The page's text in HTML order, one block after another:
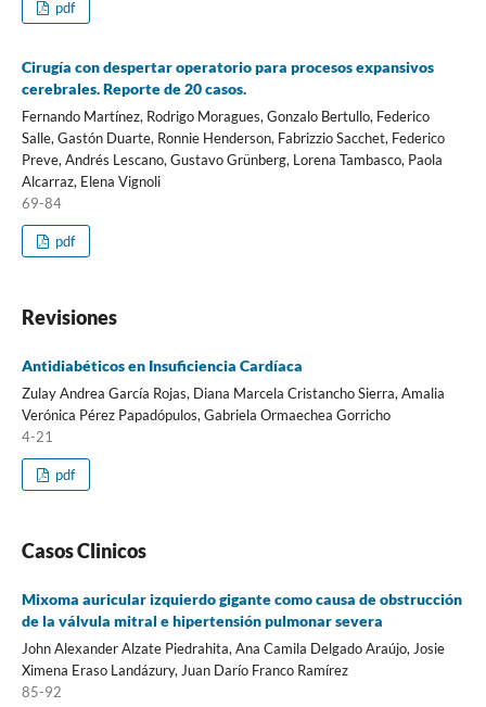
pdf
Cirugía con despertar operatorio para procesos expansivos
cerebrales. Reporte de 20 casos.
Fernando Martínez, Rodrigo Moragues, Gonzalo Bertullo, Federico
Salle, Gastón Duarte, Ronnie Henderson, Fabrizzio Sacchet, Federico
Preve, Andrés Lescano, Gustavo Grünberg, Lorena Tambasco, Paola
Alcarraz, Elena Vignoli
69-84
pdf
Revisiones
Antidiabéticos en Insuficiencia Cardíaca
Zulay Andrea García Rojas, Diana Marcela Cristancho Sierra, Amalia
Verónica Pérez Papadópulos, Gabriela Ormaechea Gorricho
4-21
pdf
Casos Clinicos
Mixoma auricular izquierdo gigante como causa de obstrucción
de la válvula mitral e hipertensión pulmonar severa
John Alexander Alzate Piedrahita, Ana Camila Delgado Araújo, Josie
Ximena Eraso Landázury, Juan Darío Franco Ramírez
85-92